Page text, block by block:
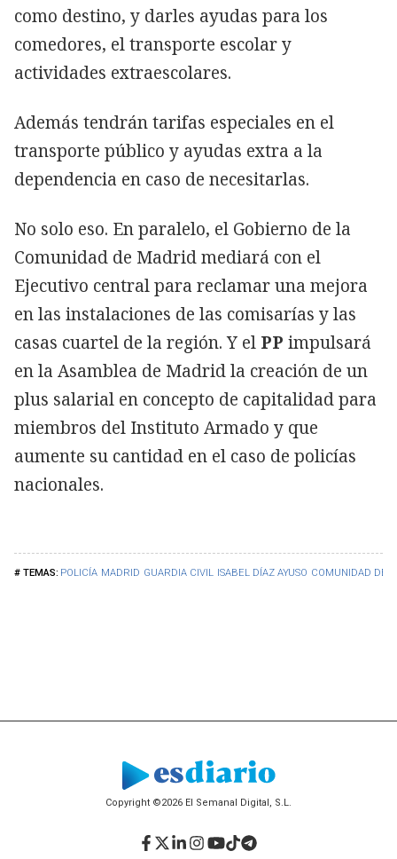
POLICÍA MADRID GUARDIA CIVIL ISABEL DÍAZ AYUSO COMUNIDAD DE
como destino, y darles ayudas para los
comedores, el transporte escolar y
actividades extraescolares.
Además tendrán tarifas especiales en el
transporte público y ayudas extra a la
dependencia en caso de necesitarlas.
No solo eso. En paralelo, el Gobierno de la
Comunidad de Madrid mediará con el
Ejecutivo central para reclamar una mejora
en las instalaciones de las comisarías y las
casas cuartel de la región. Y el PP impulsará
en la Asamblea de Madrid la creación de un
plus salarial en concepto de capitalidad para
miembros del Instituto Armado y que
aumente su cantidad en el caso de policías
nacionales.
Copyright ©2026 El Semanal Digital, S.L.
Facebook
Twitter
LinkedIn
Instagram
YouTube
TikTok
Telegram